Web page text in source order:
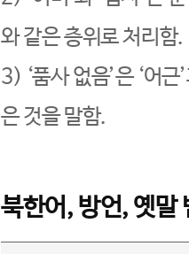
와 같은 층위로 처리함.
3) ‘품사 없음’은 ‘어
은 것을 말함.
북한어, 방언, 옛말